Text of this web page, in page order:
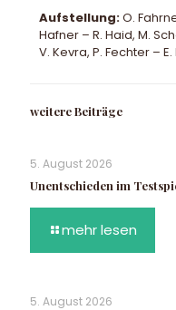
Aufstellung:O.
Hafner – R. Haid, M.
V. Kevra, P. Fechter –
weitere Beiträge
5. August 2026
Unentschieden im
mehr lesen
5. August 2026